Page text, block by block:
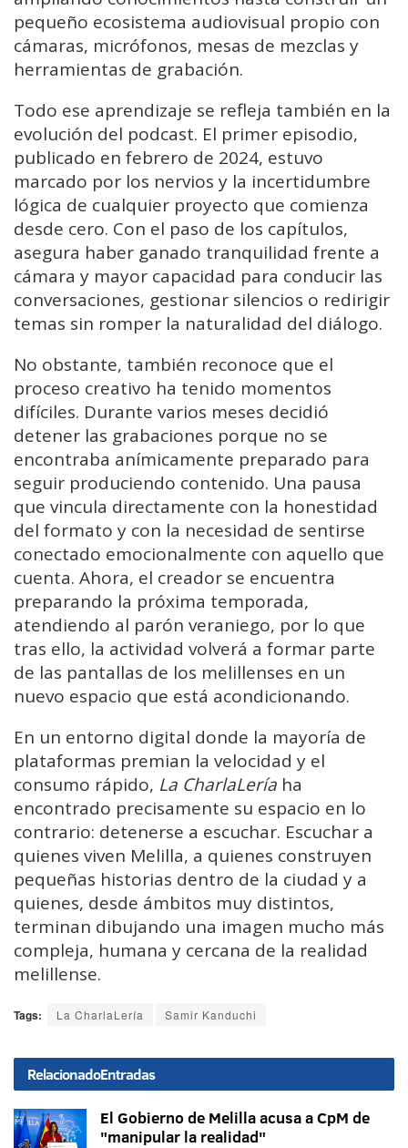
pequeño ecosistema audiovisual propio con
cámaras, micrófonos, mesas de mezclas y
herramientas de grabación.
Todo ese aprendizaje se refleja también en la
evolución del podcast. El primer episodio,
publicado en febrero de 2024, estuvo
marcado por los nervios y la incertidumbre
lógica de cualquier proyecto que comienza
desde cero. Con el paso de los capítulos,
asegura haber ganado tranquilidad frente a
cámara y mayor capacidad para conducir las
conversaciones, gestionar silencios o redirigir
temas sin romper la naturalidad del diálogo.
No obstante, también reconoce que el
proceso creativo ha tenido momentos
difíciles. Durante varios meses decidió
detener las grabaciones porque no se
encontraba anímicamente preparado para
seguir produciendo contenido. Una pausa
que vincula directamente con la honestidad
del formato y con la necesidad de sentirse
conectado emocionalmente con aquello que
cuenta. Ahora, el creador se encuentra
preparando la próxima temporada,
atendiendo al parón veraniego, por lo que
tras ello, la actividad volverá a formar parte
de las pantallas de los melillenses en un
nuevo espacio que está acondicionando.
En un entorno digital donde la mayoría de
plataformas premian la velocidad y el
consumo rápido, La CharlaLería ha
encontrado precisamente su espacio en lo
contrario: detenerse a escuchar. Escuchar a
quienes viven Melilla, a quienes construyen
pequeñas historias dentro de la ciudad y a
quienes, desde ámbitos muy distintos,
terminan dibujando una imagen mucho más
compleja, humana y cercana de la realidad
melillense.
Tags: La CharlaLería Samir Kanduchi
RelacionadoEntradas
El Gobierno de Melilla acusa a CpM de
"manipular la realidad"